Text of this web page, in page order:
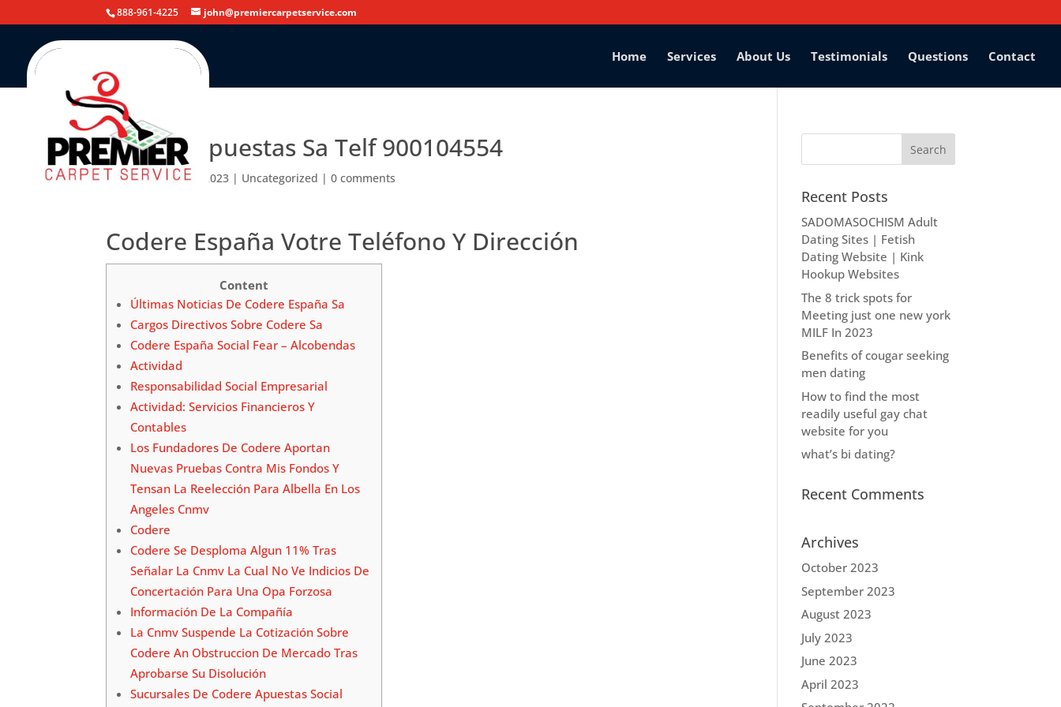
888-961-4225 john@premiercarpetservice.com
Home Services About Us Testimonials Questions Contact
Codere Apuestas Sa Telf 900104554
byadmin| Jul 28, 2023 | Uncategorized |0 comments
Codere España Votre Teléfono Y Dirección
Content
Últimas Noticias De Codere España Sa
Cargos Directivos Sobre Codere Sa
Codere España Social Fear – Alcobendas
Actividad
Responsabilidad Social Empresarial
Actividad: Servicios Financieros Y
Contables
Los Fundadores De Codere Aportan
Nuevas Pruebas Contra Mis Fondos Y
Tensan La Reelección Para Albella En Los
Angeles Cnmv
Codere
Codere Se Desploma Algun 11% Tras
Señalar La Cnmv La Cual No Ve Indicios De
Concertación Para Una Opa Forzosa
Información De La Compañía
La Cnmv Suspende La Cotización Sobre
Codere An Obstruccion De Mercado Tras
Aprobarse Su Disolución
Sucursales De Codere Apuestas Social
Recent Posts
SADOMASOCHISM Adult
Dating Sites | Fetish
Dating Website | Kink
Hookup Websites
The 8 trick spots for
Meeting just one new york
MILF In 2023
Benefits of cougar seeking
men dating
How to find the most
readily useful gay chat
website for you
what’s bi dating?
Recent Comments
Archives
October 2023
September 2023
August 2023
July 2023
June 2023
April 2023